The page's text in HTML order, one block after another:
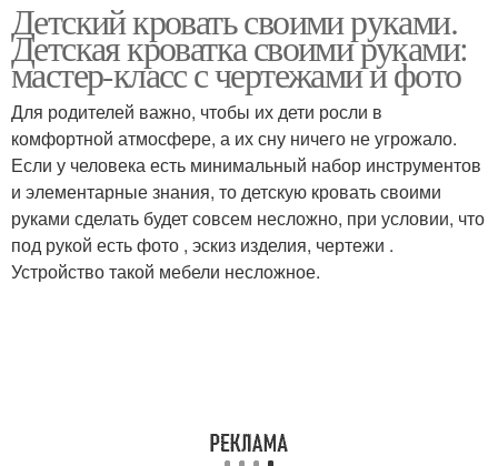
Детский кровать своими руками.
Детская кроватка своими руками:
мастер-класс с чертежами и фото
Для родителей важно, чтобы их дети росли в
комфортной атмосфере, а их сну ничего не угрожало.
Если у человека есть минимальный набор инструментов
и элементарные знания, то детскую кровать своими
руками сделать будет совсем несложно, при условии, что
под рукой есть фото , эскиз изделия, чертежи .
Устройство такой мебели несложное.